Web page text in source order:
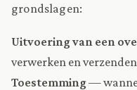
grondslagen:
Uitvoering van een
verwerken en
Toestemming —